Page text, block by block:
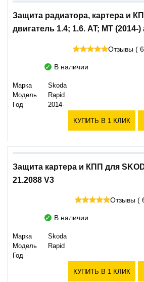
Защита радиатора, картера и
двигатель 1.4; 1.6. AT; MT (2014-)
Отзывы (
В наличии
Марка
Skoda
Модель
Rapid
Год
2014-
КУПИТЬ В 1 КЛИК
Защита картера и КПП для
21.2088 V3
Отзывы (
В наличии
Марка
Skoda
Модель
Rapid
Год
КУПИТЬ В 1 КЛИК